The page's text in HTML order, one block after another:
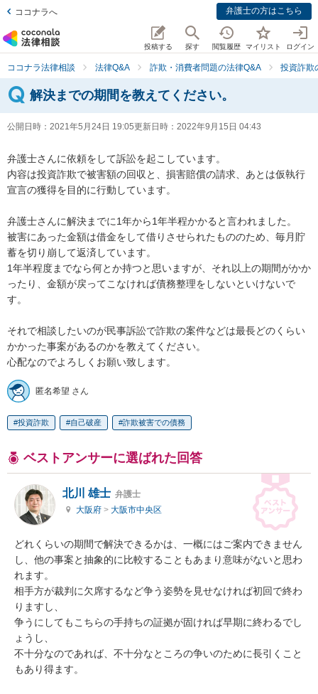
ココナラへ 弁護士の方はこちら
投稿する 探す 閲覧履歴 マイリスト ログイン
ココナラ法律相談 法律Q&A 詐欺・消費者問題の法律Q&A 投資詐欺
解決までの期間を教えてください。
公開日時： 2021年5月24日 19:05更新日時： 2022年9月15日 04:43
弁護士さんに依頼をして訴訟を起こしています。
内容は投資詐欺で被害額の回収と、損害賠償の請求、あとは仮執行
宣言の獲得を目的に行動しています。
弁護士さんに解決までに1年から1年半程かかると言われました。
被害にあった金額は借金をして借りさせられたもののため、毎月貯
蓄を切り崩して返済しています。
1年半程度までなら何とか持つと思いますが、それ以上の期間がかか
ったり、金額が戻ってこなければ債務整理をしないといけないで
す。
それで相談したいのが民事訴訟で詐欺の案件などは最長どのくらい
かかった事案があるのかを教えてください。
心配なのでよろしくお願い致します。
匿名希望 さん
投資詐欺 自己破産 詐欺被害での債務
ベストアンサーに選ばれた回答
北川 雄士 弁護士
大阪府 > 大阪市中央区
どれくらいの期間で解決できるかは、一概にはご案内できません
し、他の事案と抽象的に比較することもあまり意味がないと思わ
れます。
相手方が裁判に欠席するなど争う姿勢を見せなければ初回で終わ
りますし、
争うにしてもこちらの手持ちの証拠が固ければ早期に終わるでし
ょうし、
不十分なのであれば、不十分なところの争いのために長引くこと
もあり得ます。